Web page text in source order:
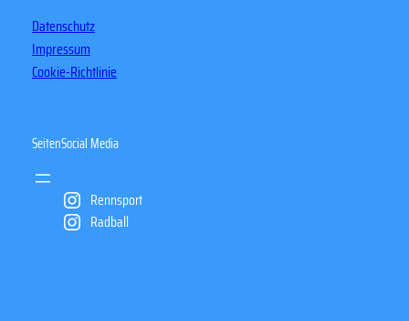
Datenschutz
Impressum
Cookie-Richtlinie
SeitenSocial Media
Rennsport
Radball